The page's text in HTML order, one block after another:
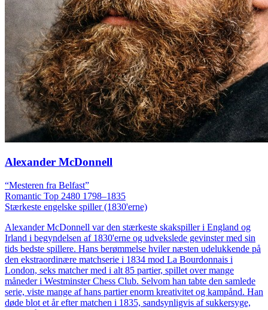
Alexander McDonnell
“Mesteren fra Belfast”
Romantic Top 2480 1798–1835
Stærkeste engelske spiller (1830'erne)
Alexander McDonnell var den stærkeste skakspiller i England og
Irland i begyndelsen af 1830'erne og udvekslede gevinster med sin
tids bedste spillere. Hans berømmelse hviler næsten udelukkende på
den ekstraordinære matchserie i 1834 mod La Bourdonnais i
London, seks matcher med i alt 85 partier, spillet over mange
måneder i Westminster Chess Club. Selvom han tabte den samlede
serie, viste mange af hans partier enorm kreativitet og kampånd. Han
døde blot et år efter matchen i 1835, sandsynligvis af sukkersyge,